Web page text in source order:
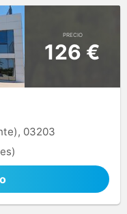
PRECIO
126 €
03203